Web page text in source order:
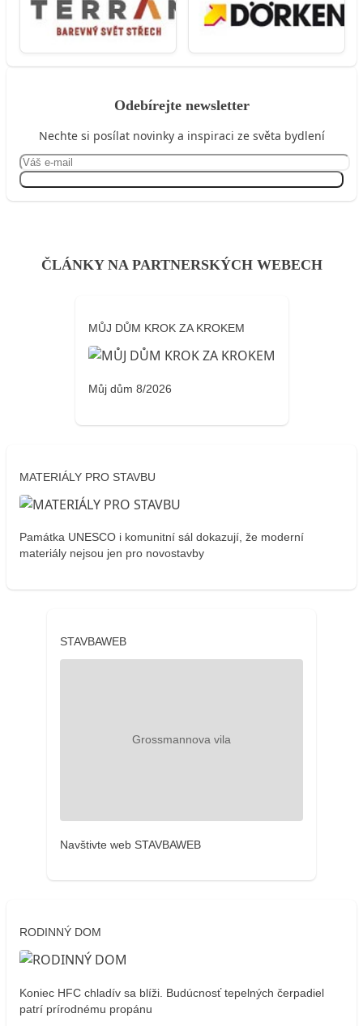
Odebírejte newsletter
Nechte si posílat novinky a inspiraci ze světa bydlení
ČLÁNKY NA PARTNERSKÝCH WEBECH
MŮJ DŮM KROK ZA KROKEM
Můj dům 8/2026
MATERIÁLY PRO STAVBU
Památka UNESCO i komunitní sál dokazují, že moderní
materiály nejsou jen pro novostavby
STAVBAWEB
Navštivte web STAVBAWEB
RODINNÝ DOM
Koniec HFC chladív sa blíži. Budúcnosť tepelných čerpadiel
patrí prírodnému propánu